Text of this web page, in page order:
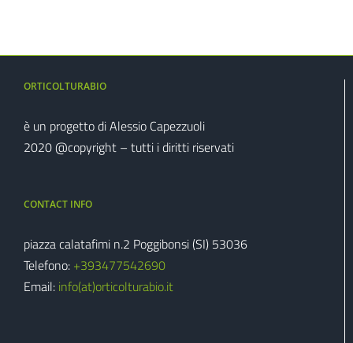
ORTICOLTURABIO
è un progetto di Alessio Capezzuoli
2020 @copyright – tutti i diritti riservati
CONTACT INFO
piazza calatafimi n.2 Poggibonsi (SI) 53036
Telefono: +39‭3477542690‬
Email: info(at)orticolturabio.it